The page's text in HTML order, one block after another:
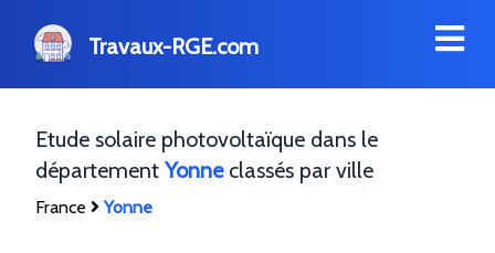
Travaux-RGE.com
Etude solaire photovoltaïque dans le
département Yonneclassés par ville
France Yonne